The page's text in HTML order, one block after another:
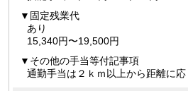
固定残業代
あり
15,340円〜19,500円
その他の手当等付記事項
通勤手当は２ｋｍ以上から距離に